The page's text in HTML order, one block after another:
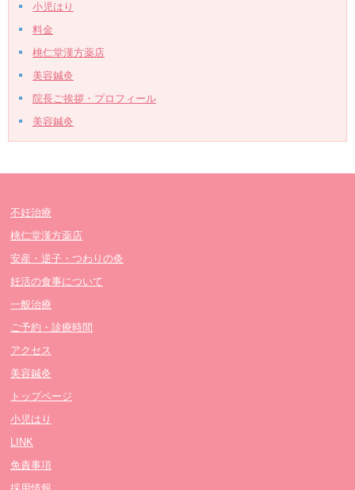
小児はり
料金
桃仁堂漢方薬店
美容鍼灸
院長ご挨拶・プロフィール
美容鍼灸
不妊治療
桃仁堂漢方薬店
安産・逆子・つわりの灸
妊活の食事について
一般治療
ご予約・診療時間
アクセス
美容鍼灸
トップページ
小児はり
LINK
免責事項